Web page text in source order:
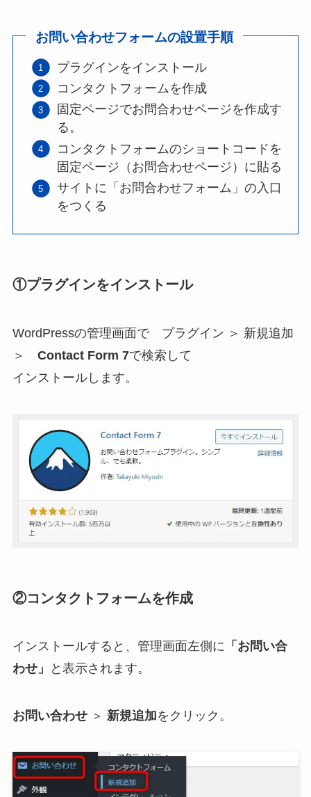
お問い合わせフォームの設置手順
プラグインをインストール
コンタクトフォームを作成
固定ページでお問合わせページを作成す
る。
コンタクトフォームのショートコードを
固定ページ（お問合わせページ）に貼る
サイトに「お問合わせフォーム」の入口
をつくる
①プラグインをインストール
WordPressの管理画面で プラグイン ＞ 新規追加
＞ Contact Form 7で検索して
インストールします。
②コンタクトフォームを作成
インストールすると、管理画面左側に 「お問い合
わせ」
と表示されます。
お問い合わせ＞ 新規追加をクリック。